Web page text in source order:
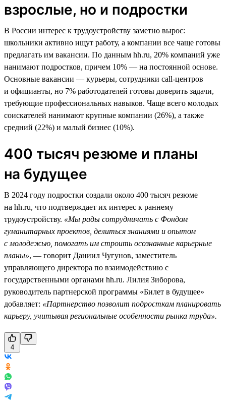
взрослые, но и подростки
В России интерес к трудоустройству заметно вырос:
школьники активно ищут работу, а компании все чаще готовы
предлагать им вакансии. По данным hh.ru, 20% компаний уже
нанимают подростков, причем 10% — на постоянной основе.
Основные вакансии — курьеры, сотрудники call-центров
и официанты, но 7% работодателей готовы доверить задачи,
требующие профессиональных навыков. Чаще всего молодых
соискателей нанимают крупные компании (26%), а также
средний (22%) и малый бизнес (10%).
400 тысяч резюме и планы
на будущее
В 2024 году подростки создали около 400 тысяч резюме
на hh.ru, что подтверждает их интерес к раннему
трудоустройству. «Мы рады сотрудничать с Фондом
гуманитарных проектов, делиться знаниями и опытом
с молодежью, помогать им строить осознанные карьерные
планы», — говорит Даниил Чугунов, заместитель
управляющего директора по взаимодействию с
государственными органами hh.ru. Лилия Зиборова,
руководитель партнерской программы «Билет в будущее»
добавляет: «Партнерство позволит подросткам планировать
карьеру, учитывая региональные особенности рынка труда».
4